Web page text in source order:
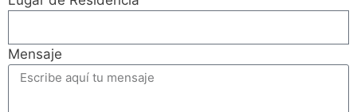
Mensaje